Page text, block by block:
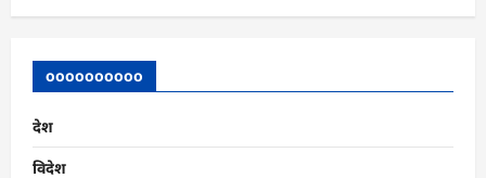
oooooooooo
देश
विदेश